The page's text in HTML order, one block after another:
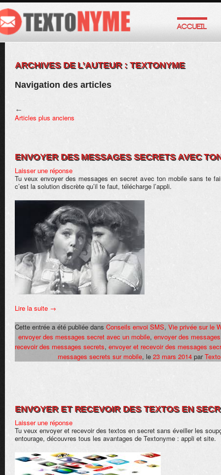
ACCUEIL
ARCHIVES DE L’AUTEUR : TEXTONYME
Navigation des articles
←
Articles plus anciens
ENVOYER DES MESSAGES SECRETS AVEC
Laisser une réponse
Tu veux envoyer des messages en secret avec ton mobile sans te
c’est la solution discrète qu’il te faut, télécharge l’appli.
Lire la suite →
Cette entrée a été publiée dans Conseils envoi SMS, Vie privée sur le
envoyer des messages secret avec un mobile, envoyer des
recevoir des messages secrets, envoyer et recevoir des messages
messages secrets sur mobile, le 23 mars 2014 par
ENVOYER ET RECEVOIR DES TEXTOS EN
Laisser une réponse
Tu veux envoyer et recevoir des textos en secret sans éveiller les
entourage, découvres tous les avantages de Textonyme : appli et site.